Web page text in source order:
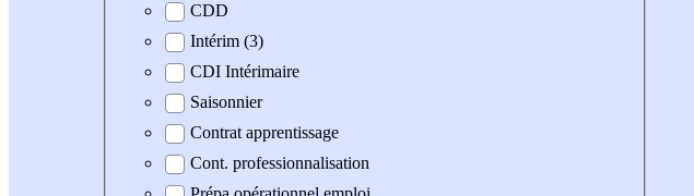
CDD
Intérim (3)
CDI Intérimaire
Saisonnier
Contrat apprentissage
Cont. professionnalisation